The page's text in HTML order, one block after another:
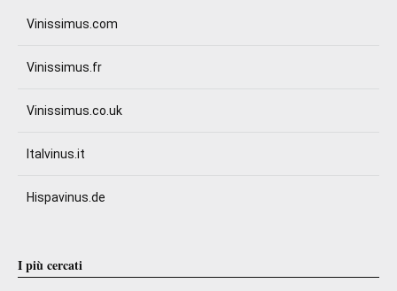
Vinissimus.com
Vinissimus.fr
Vinissimus.co.uk
Italvinus.it
Hispavinus.de
I più cercati